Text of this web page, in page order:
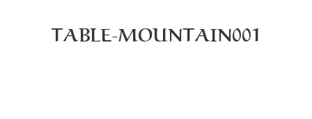
TABLE-MOUNTAIN001